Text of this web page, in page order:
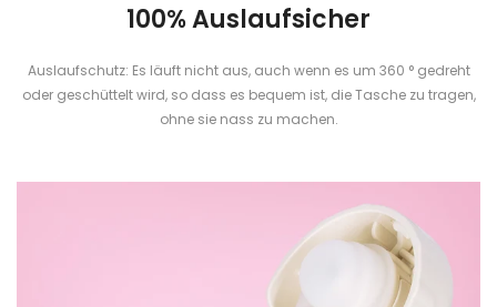
100% Auslaufsicher
Auslaufschutz: Es läuft nicht aus, auch wenn es um 360 ° gedreht
oder geschüttelt wird, so dass es bequem ist, die Tasche zu tragen,
ohne sie nass zu machen.